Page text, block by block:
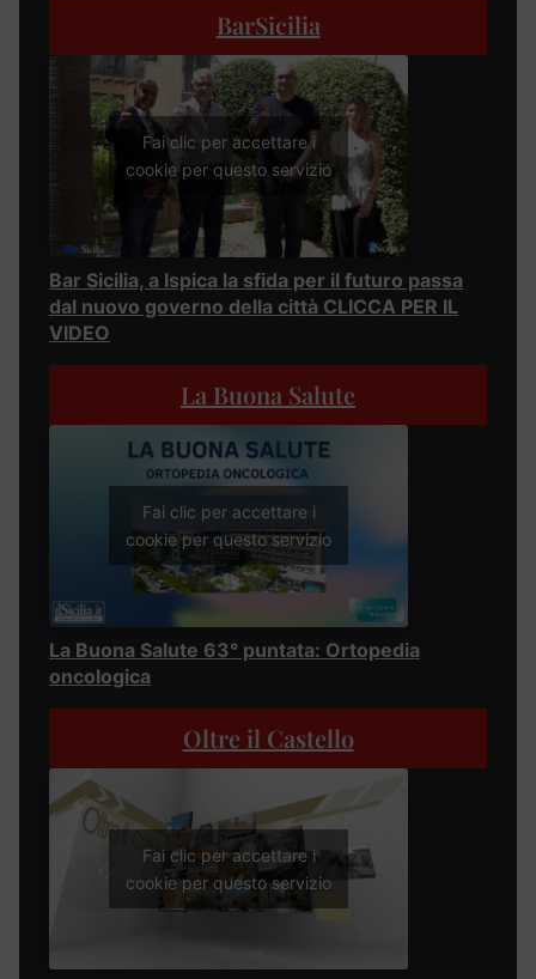
BarSicilia
Fai clic per accettare i
cookie per questo servizio
Bar Sicilia, a Ispica la sfida per il futuro passa
dal nuovo governo della città CLICCA PER IL
VIDEO
La Buona Salute
Fai clic per accettare i
cookie per questo servizio
La Buona Salute 63° puntata: Ortopedia
oncologica
Oltre il Castello
Fai clic per accettare i
cookie per questo servizio